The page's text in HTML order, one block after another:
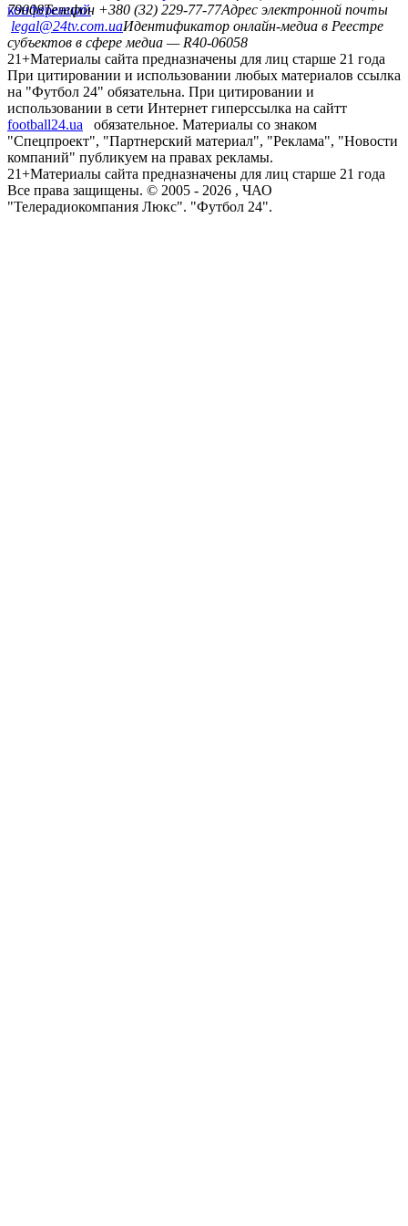
конференций
79008Телефон +380 (32) 229-77-77Адрес электронной почты
legal@24tv.com.uaИдентификатор онлайн-медиа в Реестре
субъектов в сфере медиа — R40-06058
21+Материалы сайта предназначены для лиц старше 21 года
При цитировании и использовании любых материалов ссылка
на "Футбол 24" обязательна. При цитировании и
использовании в сети Интернет гиперссылка на сайтт
football24.ua
обязательное. Материалы со знаком
"Спецпроект", "Партнерский материал", "Реклама", "Новости
компаний" публикуем на правах рекламы.
21+Материалы сайта предназначены для лиц старше 21 года
Все права защищены. © 2005 - 2026 , ЧАО
"Телерадиокомпания Люкс". "Футбол 24".